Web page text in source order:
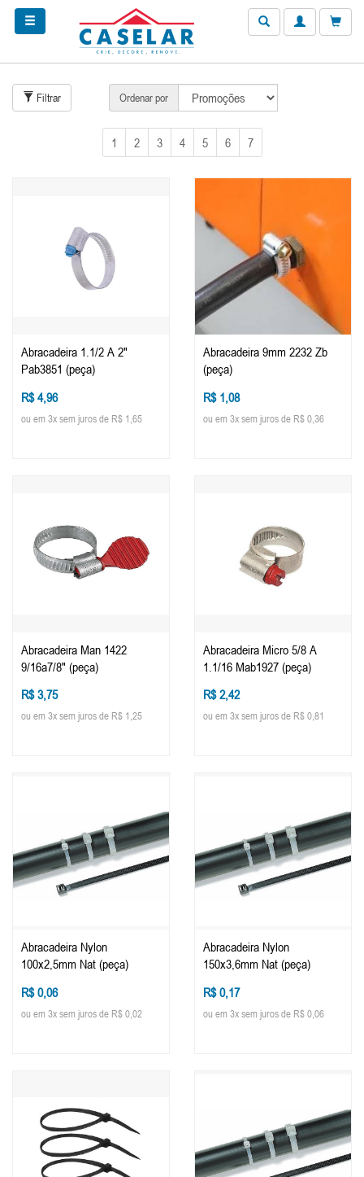
Filtrar Ordenar por
1 2 3 4 5 6 7
Abracadeira 1.1/2 A 2"
Pab3851 (peça)
R$ 4,96
ou em 3x sem juros de R$ 1,65
Abracadeira 9mm 2232 Zb
(peça)
R$ 1,08
ou em 3x sem juros de R$ 0,36
Abracadeira Man 1422
9/16a7/8" (peça)
R$ 3,75
ou em 3x sem juros de R$ 1,25
Abracadeira Micro 5/8 A
1.1/16 Mab1927 (peça)
R$ 2,42
ou em 3x sem juros de R$ 0,81
Abracadeira Nylon
100x2,5mm Nat (peça)
R$ 0,06
ou em 3x sem juros de R$ 0,02
Abracadeira Nylon
150x3,6mm Nat (peça)
R$ 0,17
ou em 3x sem juros de R$ 0,06